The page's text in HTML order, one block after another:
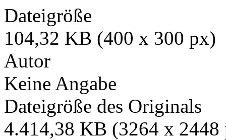
Dateigröße
104,32 KB (400 x 300 px)
Autor
Keine Angabe
Dateigröße des Originals
4.414,38 KB (3264 x 2448